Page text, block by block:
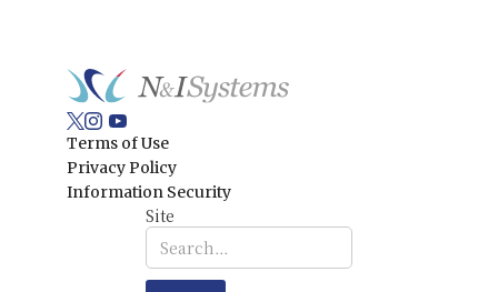
Terms of Use
Privacy Policy
Information Security
Site